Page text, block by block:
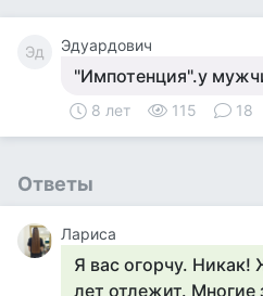
Эд Эдуардович
"Импотенция".у
8 лет 115 18
Ответы
Лариса
Я вас огорчу. Никак!
лет отлежит. Многие